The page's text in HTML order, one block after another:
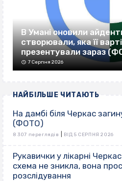
В Умані оновили
створювали, яка її
презентували зараз
7 Серпня 2026
НАЙБІЛЬШЕ ЧИТАЮТЬ
На дамбі біля Черкас
(ФОТО)
8 307 переглядів ВІД 5 СЕРПНЯ 2026
Рукавички у лікарні
схема не зникла, вона
розслідування